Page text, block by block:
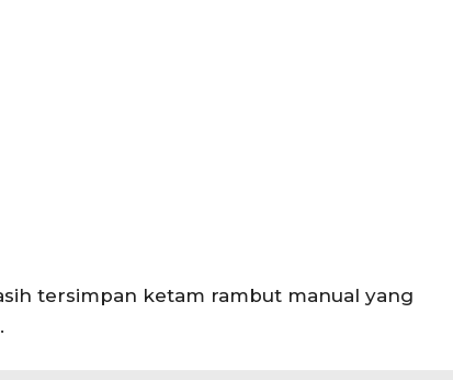
tersimpan ketam rambut manual yang